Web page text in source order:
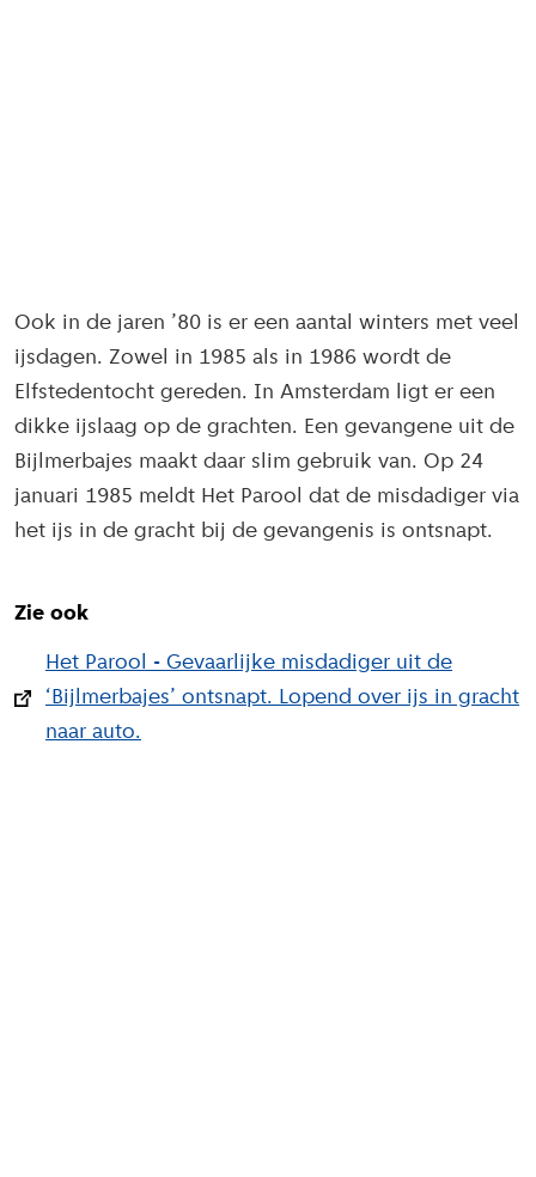
Ook in de jaren ’80 is er een aantal winters met veel
ijsdagen. Zowel in 1985 als in 1986 wordt de
Elfstedentocht gereden. In Amsterdam ligt er een
dikke ijslaag op de grachten. Een gevangene uit de
Bijlmerbajes maakt daar slim gebruik van. Op 24
januari 1985 meldt Het Parool dat de misdadiger via
het ijs in de gracht bij de gevangenis is ontsnapt.
Zie ook
Het Parool - Gevaarlijke misdadiger uit de
‘Bijlmerbajes’ ontsnapt. Lopend over ijs in gracht
naar auto.